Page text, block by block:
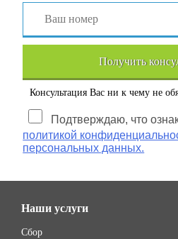
Получить
Консультация Вас ни к чему не
Подтверждаю, что
политикой
персональных данных.
Наши услуги
Сбор